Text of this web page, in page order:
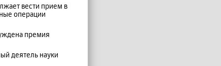
вести прием в
операции
премия
деятель науки